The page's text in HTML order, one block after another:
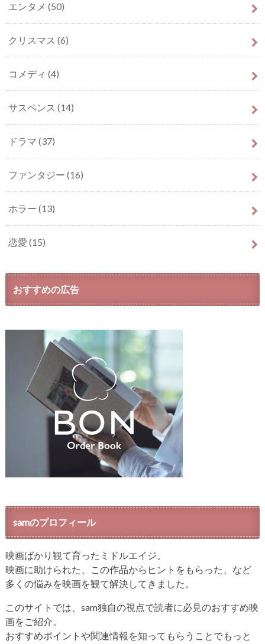
エンタメ (50)
クリスマス (6)
コメディ (4)
サスペンス (14)
ドラマ (37)
ファンタジー (16)
ホラー (13)
恋愛 (15)
おすすめの広告
samのプロフィール
映画ばかり観て育ったミドルエイジ。
映画に助けられた、この作品からヒントをもらった、など
多くの悩みを映画を観て解決してきました。
このサイトでは、sam独自の視点で読者に必見のおすすめ映
画をご紹介。
おすすめポイントや関連情報を知ってもらうことでもっと